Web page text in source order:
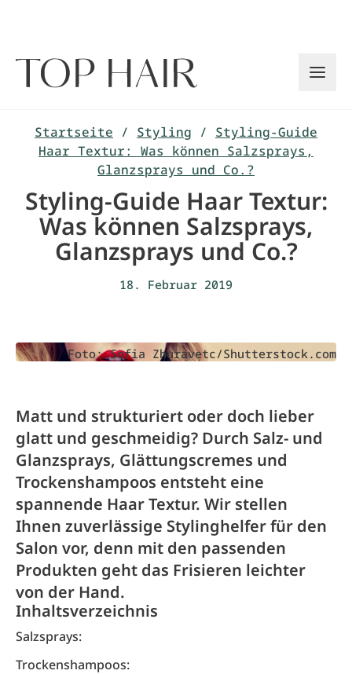
Startseite / Styling / Styling-Guide
Haar Textur: Was können Salzsprays,
Glanzsprays und Co.?
Styling-Guide Haar Textur:
Was können Salzsprays,
Glanzsprays und Co.?
18. Februar 2019
Foto: Sofia Zhuravetc/Shutterstock.com
Matt und strukturiert oder doch ­lieber
glatt und geschmeidig? Durch Salz- und
Glanzsprays, Glättungs­cremes und
Trockenshampoos entsteht eine
spannende Haar Textur. Wir stellen
Ihnen zuverlässige Styling­helfer für den
Salon vor, denn mit den passenden
Produkten geht das Frisieren leichter
von der Hand.
Inhaltsverzeichnis
Salzsprays:
Trockenshampoos: